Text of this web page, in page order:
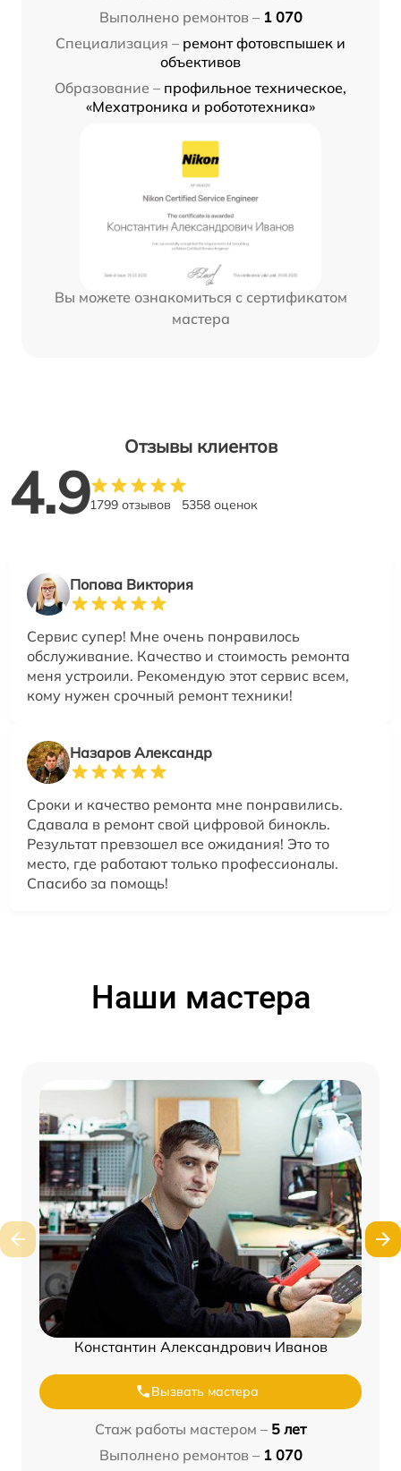
Выполнено ремонтов – 1 070
Специализация – ремонт фотовспышек и
объективов
Образование – профильное техническое,
«Мехатроника и робототехника»
Вы можете ознакомиться с сертификатом
мастера
Отзывы клиентов
4.91799 отзывов 5358 оценок
Попова Виктория
Сервис супер! Мне очень понравилось
обслуживание. Качество и стоимость ремонта
меня устроили. Рекомендую этот сервис всем,
кому нужен срочный ремонт техники!
Назаров Александр
Сроки и качество ремонта мне понравились.
Сдавала в ремонт свой цифровой бинокль.
Результат превзошел все ожидания! Это то
место, где работают только профессионалы.
Спасибо за помощь!
Наши мастера
Константин Александрович Иванов
Вызвать мастера
Стаж работы мастером – 5 лет
Выполнено ремонтов – 1 070